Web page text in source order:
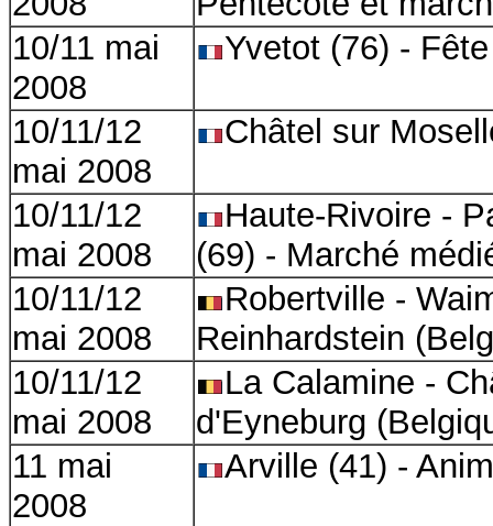
10/11 mai
2008
Yvetot (76) -
10/11/12
mai 2008
Châtel sur
10/11/12
mai 2008
Haute-Rivoire -
(69) - Marché
10/11/12
mai 2008
Robertville -
Reinhardstein
10/11/12
mai 2008
La Calamine -
d'Eyneburg (
11 mai
2008
Arville (41) -